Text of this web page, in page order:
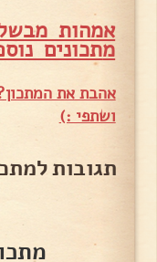
אמהות
מתכונים
אהבת את
ושתפי :)
תגובות